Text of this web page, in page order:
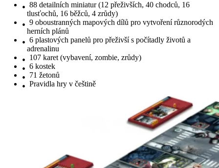
88 detailních miniatur (12 přeživších, 40 chodců, 16
tlusťochů, 16 běžců, 4 zrůdy)
9 oboustranných mapových dílů pro vytvoření různorodých
herních plánů
6 plastových panelů pro přeživší s počítadly životů a
adrenalinu
107 karet (vybavení, zombie, zrůdy)
6 kostek
71 žetonů
Pravidla hry v češtině